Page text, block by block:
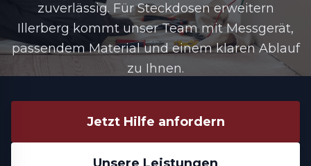
zuverlässig. Für Steckdosen erweitern
Illerberg kommt unser Team mit Messgerät,
passendem Material und einem klaren Ablauf
zu Ihnen.
Jetzt Hilfe anfordern